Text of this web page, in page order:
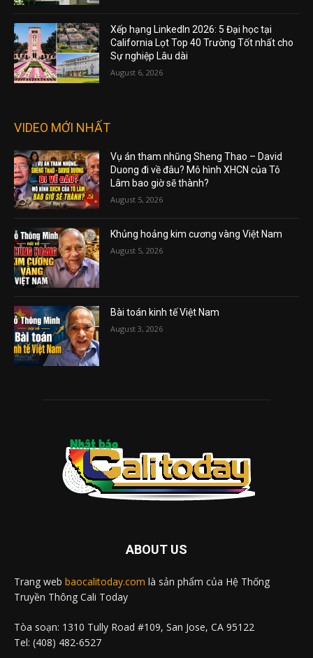
Xếp hạng LinkedIn 2026: 5 Đại học tại
California Lọt Top 40 Trường Tốt nhất cho
Sự nghiệp Lâu dài
August 6, 2026
VIDEO MỚI NHẤT
Vụ án tham nhũng Sheng Thao – David
Duong đi về đâu? Mô hình XHCN của Tô
Lâm bao giờ sẽ thành?
August 5, 2026
Khủng hoảng kim cương vàng Việt Nam
August 5, 2026
Bài toán kinh tế Việt Nam
August 3, 2026
ABOUT US
Trang web baocalitoday.com là sản phẩm của Hệ Thống
Truyền Thông Cali Today
Tòa soạn: 1310 Tully Road #109, San Jose, CA 95122
Tel: (408) 482-6527